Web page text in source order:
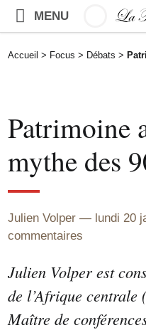
MENU
Accueil > Focus > Débats >
Patrimoine
mythe des
Julien Volper lundi 20
commentaires
Julien Volper est
de l’Afrique centrale
Maître de